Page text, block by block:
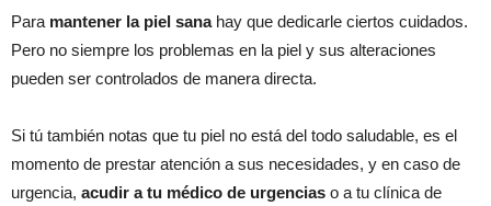
Para mantener la piel sanahay que dedicarle ciertos cuidados.
Pero no siempre los problemas en la piel y sus alteraciones
pueden ser controlados de manera directa.
Si tú también notas que tu piel no está del todo saludable, es el
momento de prestar atención a sus necesidades, y en caso de
urgencia, acudir a tu médico de urgencias o a tu clínica de